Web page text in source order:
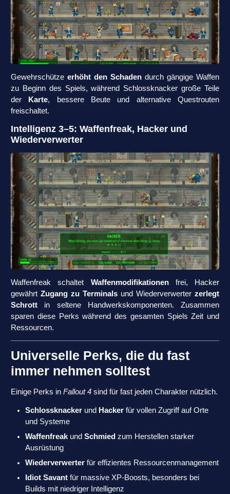
Gewehrschütze erhöht den Schaden durch gängige Waffen
zu Beginn des Spiels, während Schlossknacker große Teile
der
Karte, bessere Beute und alternative Questrouten
freischaltet.
Intelligenz 3–5: Waffenfreak, Hacker und
Wiederverwerter
Waffenfreak schaltet Waffenmodifikationenfrei, Hacker
gewährt Zugang zu Terminals und Wiederverwerter zerlegt
Schrott in seltene Handwerkskomponenten. Zusammen
sparen diese Perks während des gesamten Spiels Zeit und
Ressourcen.
Universelle Perks, die du fast
immer nehmen solltest
Einige Perks in Fallout 4 sind für fast jeden Charakter nützlich.
Schlossknacker und Hacker für vollen Zugriff auf Orte
und Systeme
Waffenfreak und Schmied zum Herstellen starker
Ausrüstung
Wiederverwerter für effizientes Ressourcenmanagement
Idiot Savant für massive XP-Boosts, besonders bei
Builds mit niedriger Intelligenz